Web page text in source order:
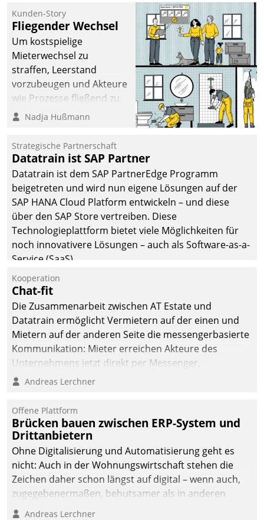
Kunden-Story
Fliegender Wechsel
Um kostspielige
Mieterwechsel zu
straffen, Leerstand
vorzubeugen und Akteure
wie Prozesse fließend zu
vernetzen, nutzt die
Jahresbeginn eine
Überblick, Einsicht und
Eingriff bietende Lösung.
Zur Entwicklung setzte
man auf
Cloudtechnologie,
bewährte und Startup-
Partner sowie erstmals
agile Projektmethoden.
Nadja Hußmann
Strategische Partnerschaft
Datatrain ist SAP Partner
Datatrain ist dem SAP PartnerEdge Programm
beigetreten und wird nun eigene Lösungen auf der
SAP HANA Cloud Platform entwickeln – und diese
über den SAP Store vertreiben. Diese
Technologieplattform bietet viele Möglichkeiten für
noch innovativere Lösungen – auch als Software-as-a-
Service (SaaS).
Kooperation
Chat-fit
Die Zusammenarbeit zwischen AT Estate und
Datatrain ermöglicht Vermietern auf der einen und
Mietern auf der anderen Seite die messengerbasierte
Kommunikation: Mieter erreichen Akteure des
Unternehmens jetzt direkt per Messenger,
Mitarbeiter oder Dienstleister empfangen oder
Andreas Lerchner
Offene Plattform
Brücken bauen zwischen ERP-System und
Drittanbietern
Ohne Digitalisierung und Automatisierung geht es
nicht: Auch in der Wohnungswirtschaft stehen die
Zeichen daher schon längst auf digital – wenn auch,
zugegebenermaßen, behutsamer als in anderen
Branchen.
Andreas Lerchner